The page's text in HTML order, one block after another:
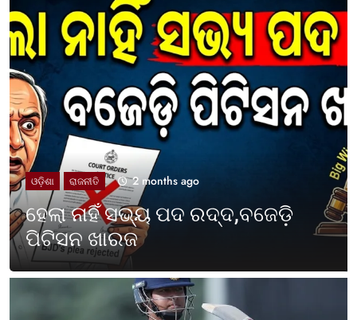
UNCATEGORIZED 2 months ago
ଓଡ଼ିଶା ପାଳିଲା ପଶ୍ଚିମବଙ୍ଗ
ପ୍ରତିଷ୍ଠା ଦିବସ